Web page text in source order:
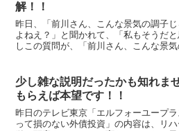
解！！
昨日、「前川さん、こんな景気の調子
よねえ？」と聞かれて、「私もそうだ
しこの質問が、「前川さん、こんな景
少し雑な説明だったかも知れま
もらえば本望です！！
昨日のテレビ東京「エルフォーユープ
って損のない外債投資」の内容は、リ